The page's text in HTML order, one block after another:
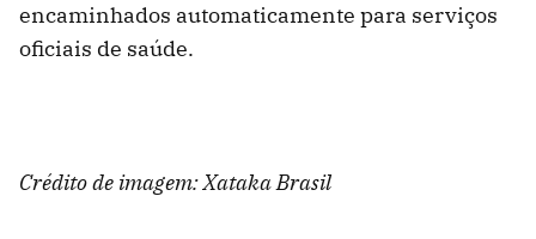
encaminhados automaticamente para serviços
oficiais de saúde.
Crédito de imagem: Xataka Brasil